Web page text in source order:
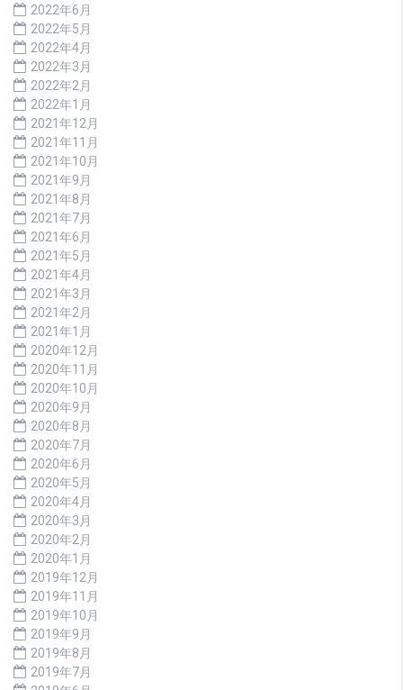
2022年6月
2022年5月
2022年4月
2022年3月
2022年2月
2022年1月
2021年12月
2021年11月
2021年10月
2021年9月
2021年8月
2021年7月
2021年6月
2021年5月
2021年4月
2021年3月
2021年2月
2021年1月
2020年12月
2020年11月
2020年10月
2020年9月
2020年8月
2020年7月
2020年6月
2020年5月
2020年4月
2020年3月
2020年2月
2020年1月
2019年12月
2019年11月
2019年10月
2019年9月
2019年8月
2019年7月